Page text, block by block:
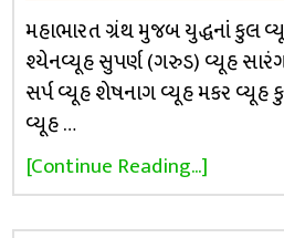
મહાભારત ગ્રંથ મુજબ યુદ્ધનાં કુલ
શ્યેનવ્યૂહ સુપર્ણ (ગરુડ) વ્યૂહ
સર્પ વ્યૂહ શેષનાગ વ્યૂહ મકર વ્યૂહ
વ્યૂહ …
[Continue Reading...]